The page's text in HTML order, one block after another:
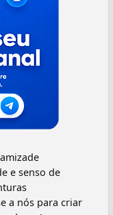
e senso de
a nós para criar